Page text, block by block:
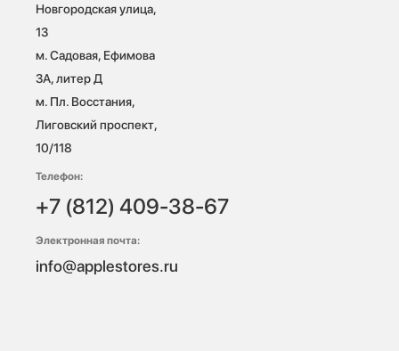
Новгородская улица,
13
м. Садовая, Ефимова
3А, литер Д
м. Пл. Восстания,
Лиговский проспект,
10/118
Телефон:
+7 (812) 409-38-67
Электронная почта:
info@applestores.ru